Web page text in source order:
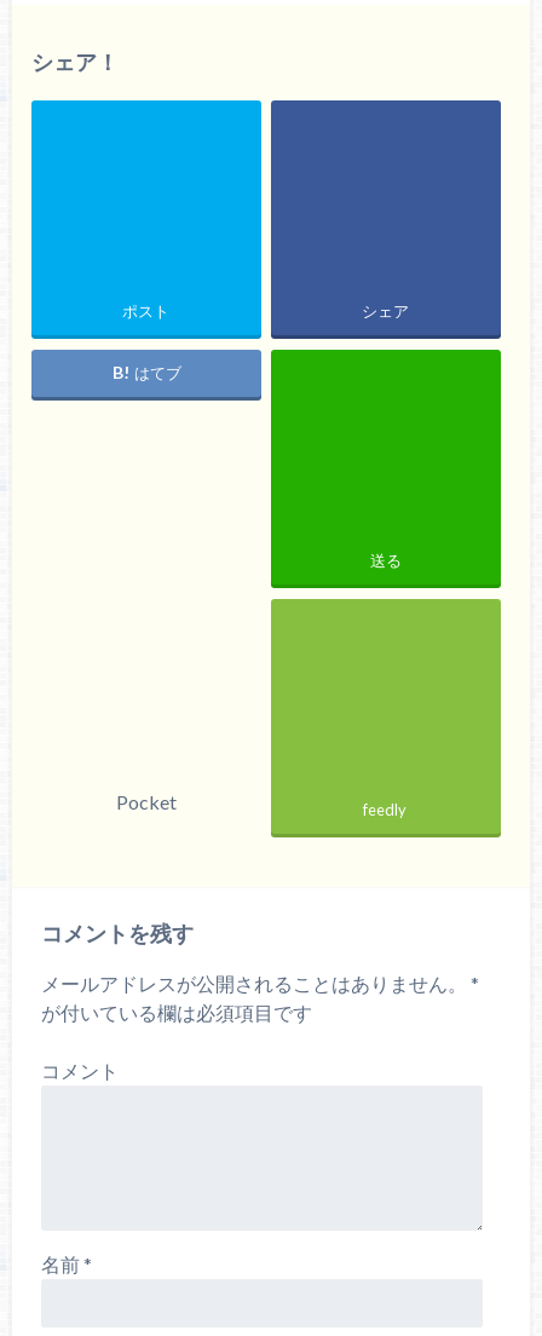
シェア！
ポスト シェア
はてブ
送る
Pocket feedly
コメントを残す
メールアドレスが公開されることはありません。
*
が付いている欄は必須項目です
コメント
名前*